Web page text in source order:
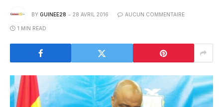
BY GUINEE28 28 AVRIL 2016 AUCUN COMMENTAIRE
1 MIN READ